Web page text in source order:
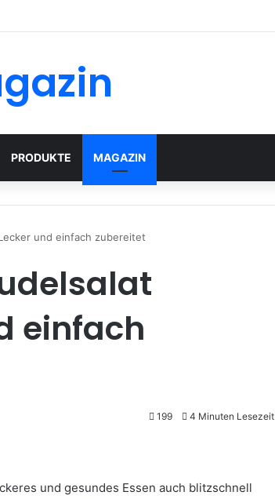
PRODUKTE MAGAZIN
und einfach zubereitet
einfach
199 4 Minuten Lesezeit
und gesundes Essen auch blitzschnell